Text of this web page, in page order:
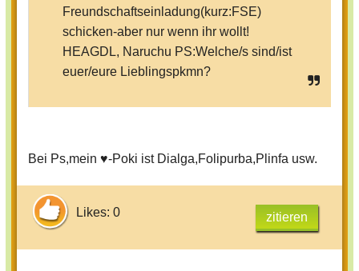
Freundschaftseinladung(kurz:FSE)
schicken-aber nur wenn ihr wollt!
HEAGDL, Naruchu PS:Welche/s sind/ist
euer/eure Lieblingspkmn?
Bei Ps,mein ♥-Poki ist Dialga,Folipurba,Plinfa usw.
Likes: 0 zitieren